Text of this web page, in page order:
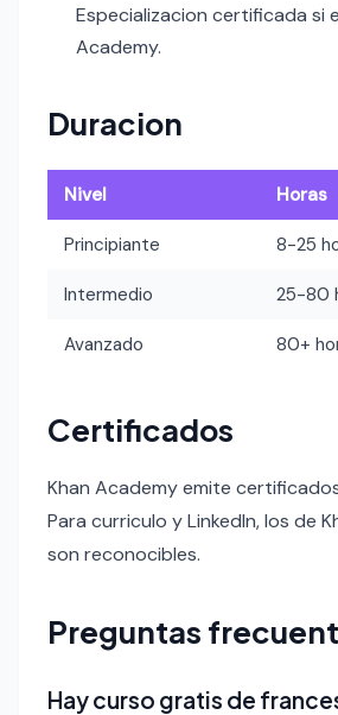
Especializacion certificada si
Academy.
Duracion
Nivel Horas
Principiante 8-25
Intermedio 25-80
Avanzado 80+
Certificados
Khan Academy emite
Para curriculo y LinkedIn, los de
son reconocibles.
Preguntas
Hay curso gratis de